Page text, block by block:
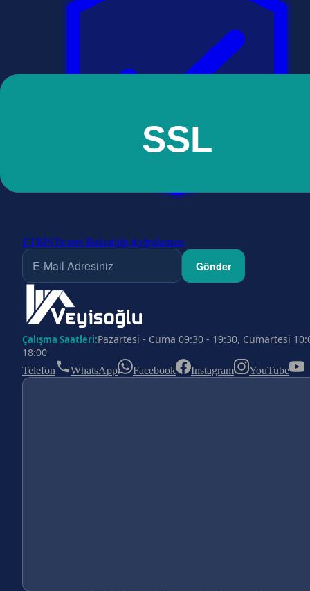
ETBİSTicaret Bakanlığı doğrulaması
Gönder
Çalışma Saatleri:Pazartesi - Cuma 09:30 - 19:30, Cumartesi
18:00
Telefon WhatsApp Facebook Instagram YouTube